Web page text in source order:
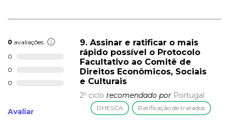
0 avaliações
0
0
0
Avaliar
9. Assinar e ratificar o mais
rápido possível o Protocolo
Facultativo ao Comitê de
Direitos Econômicos, Sociais
e Culturais
2º ciclo recomendado por Portugal
DHESCA Ratificação de tratados